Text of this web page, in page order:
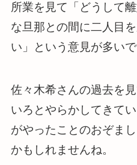
所業を見て「どうして
な旦那との間に二人目
い」という意見が多いで
佐々木希さんの過去を
いろとやらかしてきて
がやったことのおぞま
かもしれませんね。